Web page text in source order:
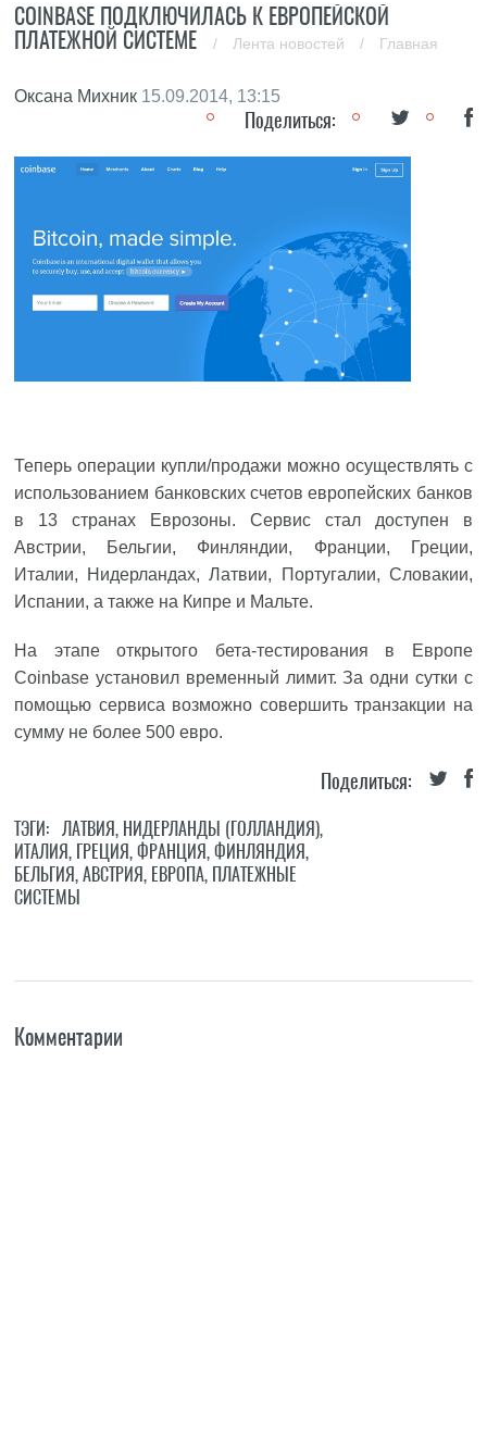
COINBASE ПОДКЛЮЧИЛАСЬ К ЕВРОПЕЙСКОЙ
ПЛАТЕЖНОЙ СИСТЕМЕ
/ Лента новостей / Главная
Оксана Михник 15.09.2014, 13:15
Поделиться:
Теперь операции купли/продажи можно осуществлять с
использованием банковских счетов европейских банков
в 13 странах Еврозоны. Сервис стал доступен в
Австрии, Бельгии, Финляндии, Франции, Греции,
Италии, Нидерландах, Латвии, Португалии, Словакии,
Испании, а также на Кипре и Мальте.
На этапе открытого бета-тестирования в Европе
Coinbase установил временный лимит. За одни сутки с
помощью сервиса возможно совершить транзакции на
сумму не более 500 евро.
Поделиться:
ТЭГИ: ЛАТВИЯ, НИДЕРЛАНДЫ (ГОЛЛАНДИЯ),
ИТАЛИЯ, ГРЕЦИЯ,ФРАНЦИЯ,ФИНЛЯНДИЯ,
БЕЛЬГИЯ,АВСТРИЯ, ЕВРОПА, ПЛАТЕЖНЫЕ
СИСТЕМЫ
Комментарии